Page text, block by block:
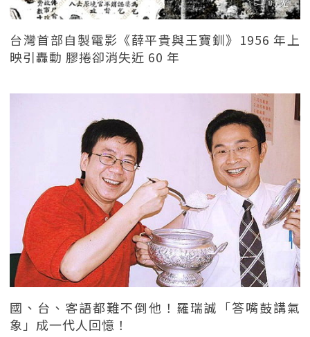
台灣首部自製電影《薛平貴與王寶釧》1956 年上
映引轟動 膠捲卻消失近 60 年
國、台、客語都難不倒他！羅瑞誠「答嘴鼓講氣
象」成一代人回憶！